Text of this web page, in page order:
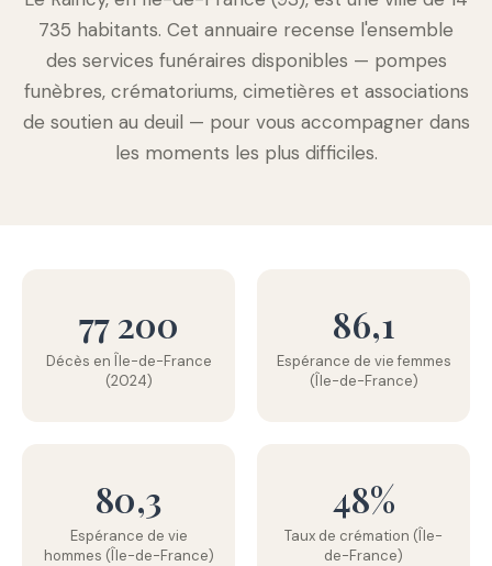
735 habitants. Cet annuaire recense l'ensemble
des services funéraires disponibles — pompes
funèbres, crématoriums, cimetières et associations
de soutien au deuil — pour vous accompagner dans
les moments les plus difficiles.
77 200
Décès en Île-de-France
(2024)
86,1
Espérance de vie femmes
(Île-de-France)
80,3
Espérance de vie
hommes (Île-de-France)
48%
Taux de crémation (Île-
de-France)